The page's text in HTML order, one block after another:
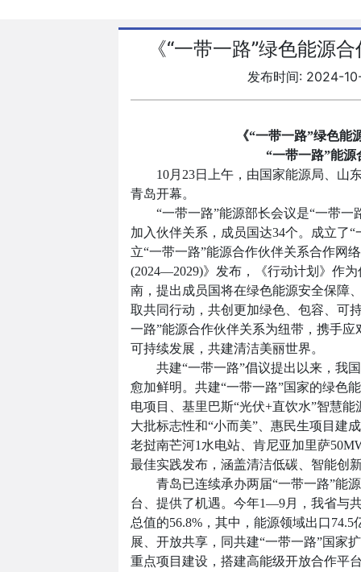
《“一带一路”绿色能
发布时间: 2024-
《“一带一路”绿色
“一带一路”能源
10月23日上午，由国家能源局、山东
青岛开幕。
“一带一路”能源部长会议是“一带一
加入伙伴关系，成员国达34个。成立了
立“一带一路”能源合作伙伴关系合作网
(2024—2029)》发布，《行动计划》作
南，提出成员国将在绿色能源安全保障
取共同行动，共创更加绿色、包容、可
一路”能源合作伙伴关系为纽带，携手
可持续发展，共建清洁美丽世界。
共建“一带一路”倡议提出以来，我国
愈加鲜明。共建“一带一路”国家的绿色
电项目、基里巴斯“光伏+直饮水”智慧
大批标志性和“小而美”、惠民生项目建
老挝南芒河1水电站、肯尼亚加里萨
最佳实践发布，涵盖清洁低碳、智能创
青岛已连续承办两届“一带一路”能源
台、提供了机遇。今年1—9月，我省与
总值的56.8%，其中，能源领域出口
展、开放共享，同共建“一带一路”国家
重点项目建设，搭建高能级开放合作平